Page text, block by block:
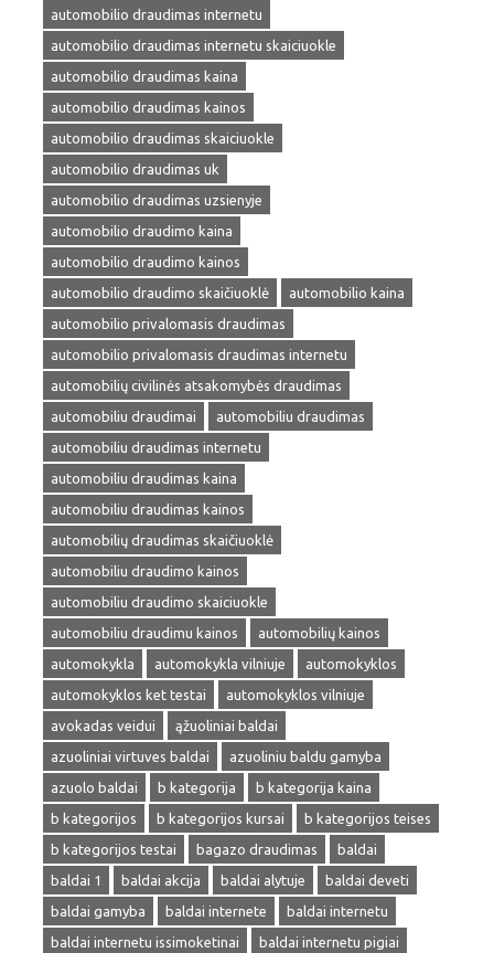
automobilio draudimas internetu
automobilio draudimas internetu skaiciuokle
automobilio draudimas kaina
automobilio draudimas kainos
automobilio draudimas skaiciuokle
automobilio draudimas uk
automobilio draudimas uzsienyje
automobilio draudimo kaina
automobilio draudimo kainos
automobilio draudimo skaičiuoklė
automobilio kaina
automobilio privalomasis draudimas
automobilio privalomasis draudimas internetu
automobilių civilinės atsakomybės draudimas
automobiliu draudimai
automobiliu draudimas
automobiliu draudimas internetu
automobiliu draudimas kaina
automobiliu draudimas kainos
automobilių draudimas skaičiuoklė
automobiliu draudimo kainos
automobiliu draudimo skaiciuokle
automobiliu draudimu kainos
automobilių kainos
automokykla
automokykla vilniuje
automokyklos
automokyklos ket testai
automokyklos vilniuje
avokadas veidui
ąžuoliniai baldai
azuoliniai virtuves baldai
azuoliniu baldu gamyba
azuolo baldai
b kategorija
b kategorija kaina
b kategorijos
b kategorijos kursai
b kategorijos teises
b kategorijos testai
bagazo draudimas
baldai
baldai 1
baldai akcija baldai alytuje
baldai deveti
baldai gamyba
baldai internete
baldai internetu
baldai internetu issimoketinai
baldai internetu pigiai